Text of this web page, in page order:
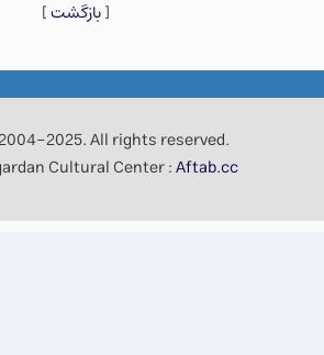
[بازگشت]
2025. All rights reserved.
Cultural Center :Aftab.cc